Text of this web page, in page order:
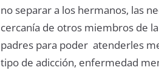
no separar a los hermanos, las
cercanía de otros miembros de
padres para poder atenderles
tipo de adicción, enfermedad